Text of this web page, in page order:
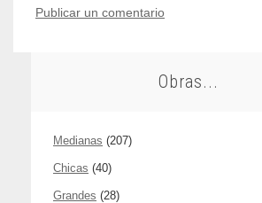
Publicar un comentario
Obras...
Medianas (207)
Chicas (40)
Grandes (28)